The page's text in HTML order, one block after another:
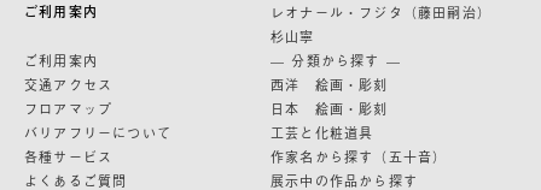
ご利用案内
ご利用案内
交通アクセス
フロアマップ
バリアフリーについて
各種サービス
よくあるご質問
レオナール・フジタ（藤田嗣治）
杉山寧
— 分類から探す —
西洋 絵画・彫刻
日本 絵画・彫刻
工芸と化粧道具
作家名から探す（五十音）
展示中の作品から探す